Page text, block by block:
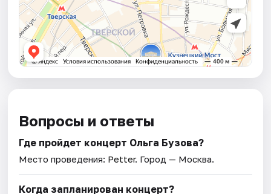
Вопросы и ответы
Где пройдет концерт Ольга Бузова?
Место проведения: Petter. Город — Москва.
Когда запланирован концерт?